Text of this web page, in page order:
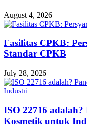
August 4, 2026
Fasilitas CPKB:
Standar CPKB
July 28, 2026
ISO 22716
Kosmetik untuk